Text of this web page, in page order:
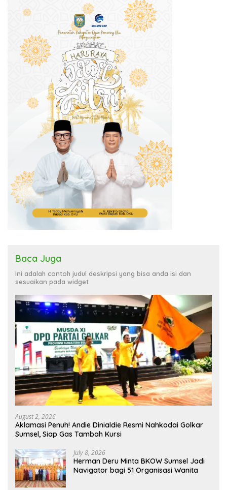
Baca Juga
Ini adalah contoh judul deskripsi yang bisa anda isi dan
sesuaikan pada widget
August 2, 2026
Aklamasi Penuh! Andie Dinialdie Resmi Nahkodai Golkar
Sumsel, Siap Gas Tambah Kursi
July 8, 2026
Herman Deru Minta BKOW Sumsel Jadi
Navigator bagi 51 Organisasi Wanita